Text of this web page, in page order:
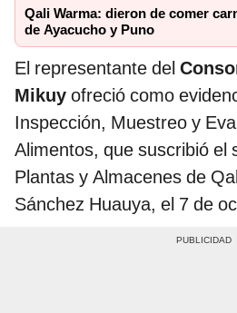
Qali Warma: dieron de comer
de Ayacucho y Puno
El representante del
Mikuy ofreció como
Inspección, Muestreo y
Alimentos, que suscribió el
Plantas y Almacenes de
Sánchez Huauya, el 7 de